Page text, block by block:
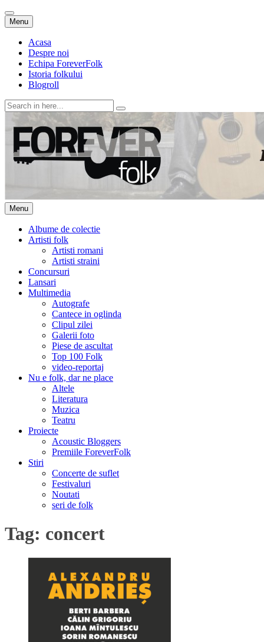
Menu Skip
to
content
Acasa
Despre noi
Echipa ForeverFolk
Istoria folkului
Blogroll
Search
for:
ForeverFolk
Muzica sufletului tau
Menu Skip
to
content
Albume de colectie
Artisti folk
Artisti romani
Artisti straini
Concursuri
Lansari
Multimedia
Autografe
Cantece in oglinda
Clipul zilei
Galerii foto
Piese de ascultat
Top 100 Folk
video-reportaj
Nu e folk, dar ne place
Altele
Literatura
Muzica
Teatru
Proiecte
Acoustic Bloggers
Premiile ForeverFolk
Stiri
Concerte de suflet
Festivaluri
Noutati
seri de folk
Tag: concert